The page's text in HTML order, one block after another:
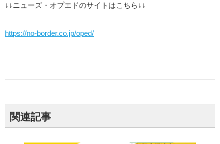
↓↓ニューズ・オプエドのサイトはこちら↓↓
https://no-border.co.jp/oped/
関連記事